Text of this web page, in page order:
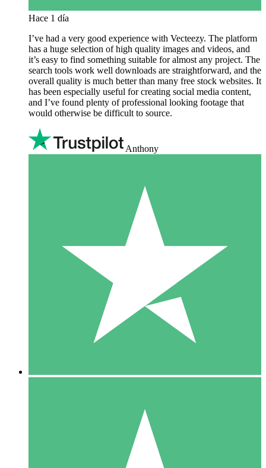
Hace 1 día
I’ve had a very good experience with Vecteezy. The platform
has a huge selection of high quality images and videos, and
it’s easy to find something suitable for almost any project. The
search tools work well downloads are straightforward, and the
overall quality is much better than many free stock websites. It
has been especially useful for creating social media content,
and I’ve found plenty of professional looking footage that
would otherwise be difficult to source.
Anthony